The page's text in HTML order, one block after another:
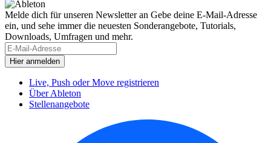
Melde dich für unseren Newsletter an Gebe deine E-Mail-Adresse
ein, und sehe immer die neuesten Sonderangebote, Tutorials,
Downloads, Umfragen und mehr.
Live, Push oder Move registrieren
Über Ableton
Stellenangebote